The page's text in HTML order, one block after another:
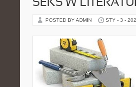
SEKS W
POSTED BY ADMIN STY - 3 -